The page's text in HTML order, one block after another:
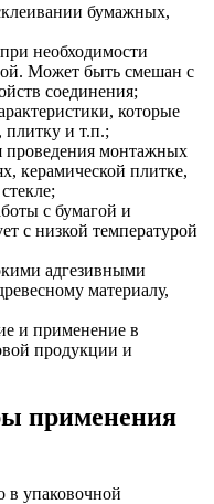
бумажных,
необходимости
Может быть смешан с
соединения;
которые
плитку и т.п.;
проведения монтажных
керамической плитке,
с бумагой и
с низкой температурой
адгезивными
материалу,
и применение в
продукции и
применения
в упаковочной